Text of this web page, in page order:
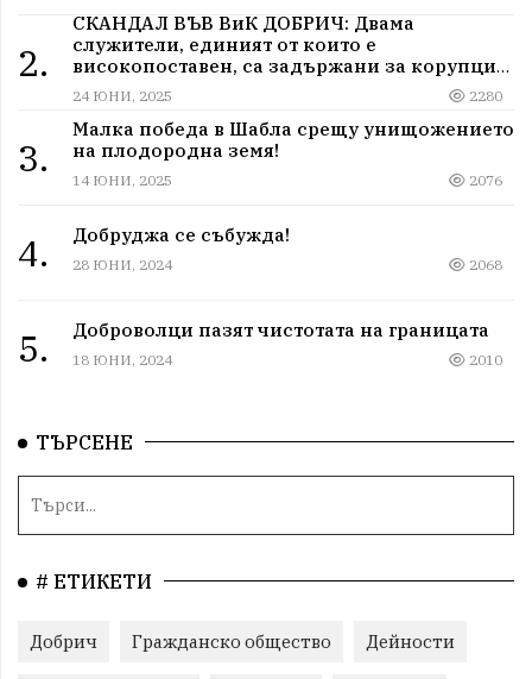
2.
СКАНДАЛ ВЪВ ВиК ДОБРИЧ: Двама
служители, единият от които е
високопоставен, са задържани за корупция
в мрежа от мълчание и прикриване.
24 ЮНИ, 2025 2280
3.
Малка победа в Шабла срещу унищожението
на плодородна земя!
14 ЮНИ, 2025 2076
4. Добруджа се събужда!
28 ЮНИ, 2024 2068
5. Доброволци пазят чистотата на границата
18 ЮНИ, 2024 2010
ТЪРСЕНЕ
# ЕТИКЕТИ
Добрич Гражданско общество Дейности